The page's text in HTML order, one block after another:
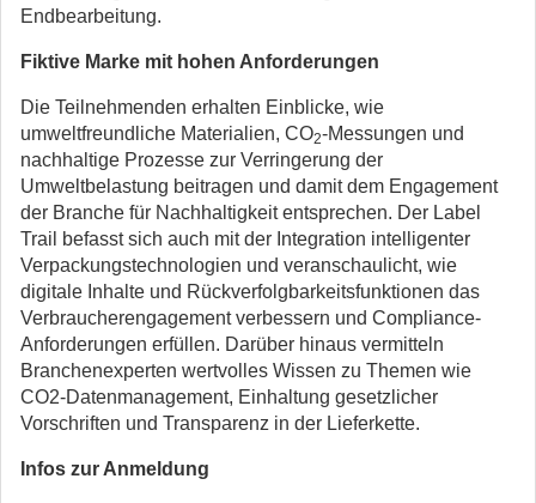
Endbearbeitung.
Fiktive Marke mit hohen Anforderungen
Die Teilnehmenden erhalten Einblicke, wie
umweltfreundliche Materialien, CO2-Messungen und
nachhaltige Prozesse zur Verringerung der
Umweltbelastung beitragen und damit dem Engagement
der Branche für Nachhaltigkeit entsprechen. Der Label
Trail befasst sich auch mit der Integration intelligenter
Verpackungstechnologien und veranschaulicht, wie
digitale Inhalte und Rückverfolgbarkeitsfunktionen das
Verbraucherengagement verbessern und Compliance-
Anforderungen erfüllen. Darüber hinaus vermitteln
Branchenexperten wertvolles Wissen zu Themen wie
CO2-Datenmanagement, Einhaltung gesetzlicher
Vorschriften und Transparenz in der Lieferkette.
Infos zur Anmeldung